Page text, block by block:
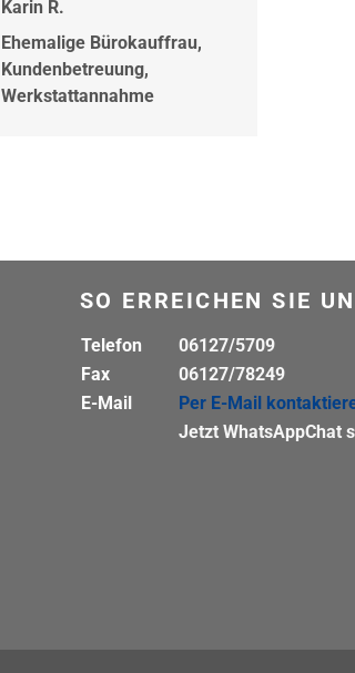
Karin R.
Ehemalige Bürokauffrau,
Kundenbetreuung,
Werkstattannahme
SO ERREICHEN SIE
Telefon
06127/5709
Fax
06127/78249
E-Mail
Per E-Mail
Jetzt WhatsAppChat